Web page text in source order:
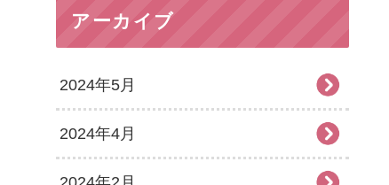
アーカイブ
2024年5月
2024年4月